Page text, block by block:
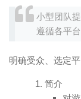
小型团队
遵循各平
明确受众、选定
简介